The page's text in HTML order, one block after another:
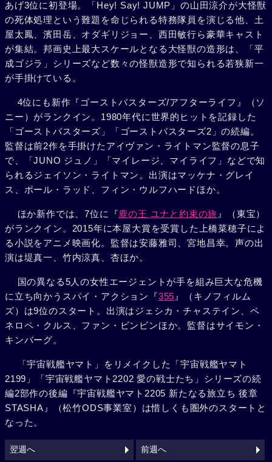
あげ3位に初登場。「Hey! Say! JUMP」の山田涼介が大怪獣
の死体処理という難題を命じられる特務隊員を演じる他、土
屋太鳳、濱田岳、オダギリジョー、西田敏行ら豪華キャスト
が集結。邦画史上最大スケールとなる大怪獣の造形は、「平
成ゴジラ」シリーズなど数々の怪獣造形で知られる若狭新一
が手掛けている。
4位にも新作『ゴーストバスターズ/アフターライフ』（ソ
ニー）がランクイン。1980年代に世界的ヒットを記録した
「ゴーストバスターズ」「ゴーストバスターズ2」の続編。
監督は前2作を手掛けたアイヴァン・ライトマン監督の息子
で、「JUNO ジュノ」「マイレージ、マイライフ」などで知
られるジェイソン・ライトマン。出演はマッケナ・グレイ
ス、ポール・ラッド、フィン・ウルフハードほか。
ほか新作では、7位に『鹿の王 ユナと約束の旅 』（東宝）
がランクイン。2015年に本屋大賞を受賞した上橋菜穂子によ
る小説をアニメ映画化。監督は安藤雅司、宮地昌幸。声の出
演は堤真一、竹内涼真、杏ほか。
国の異なる5人の女性エージェントが手を組み巨大な危機
に立ち向かうスパイ・アクション『355 』（キノフィルム
ズ）は9位のスタート。出演はジェシカ・チャステイン、ペ
ネロペ・クルス、ファン・ビンビンほか。監督はサイモン・
キンバーグ。
「宇宙戦艦ヤマト」をリメイクした「宇宙戦艦ヤマト
2199」「宇宙戦艦ヤマト2202 愛の戦士たち」シリーズの続
編2部作の後編『宇宙戦艦ヤマト2205 新たなる旅立ち 後章
STASHA』（松竹ODS事業室）は惜しくも圏外のスタートと
なった。
翌週へ 前週へ